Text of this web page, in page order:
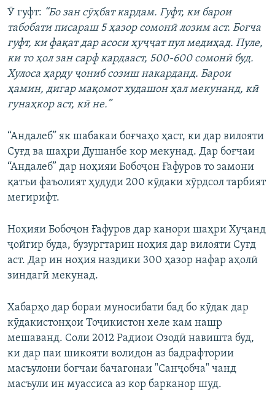
Ӯ гуфт: “Бо зан сӯҳбат кардам. Гуфт, ки барои
табобати писараш 5 ҳазор сомонӣ лозим аст. Боғча
гуфт, ки фақат дар асоси ҳуҷҷат пул медиҳад. Пуле,
ки то ҳол зан сарф кардааст, 500-600 сомонӣ буд.
Хулоса ҳарду ҷониб созиш накарданд. Барои
ҳамин, дигар мақомот худашон ҳал мекунанд, кӣ
гунаҳкор аст, кӣ не.”
“Андалеб” як шабакаи боғчаҳо ҳаст, ки дар вилояти
Суғд ва шаҳри Душанбе кор мекунад. Дар боғчаи
“Андалеб” дар ноҳияи Бобоҷон Ғафуров то замони
қатъи фаъолият ҳудуди 200 кӯдаки хӯрдсол тарбият
мегирифт.
Ноҳияи Бобоҷон Ғафуров дар канори шаҳри Хуҷанд
ҷойгир буда, бузургтарин ноҳия дар вилояти Суғд
аст. Дар ин ноҳия наздики 300 ҳазор нафар аҳолӣ
зиндагӣ мекунад.
Хабарҳо дар бораи муносибати бад бо кӯдак дар
кӯдакистонҳои Тоҷикистон хеле кам нашр
мешаванд. Соли 2012 Радиои Озодӣ навишта буд,
ки дар паи шикояти волидон аз бадрафтории
масъулони боғчаи бачагонаи "Санҷобча" чанд
масъули ин муассиса аз кор барканор шуд.